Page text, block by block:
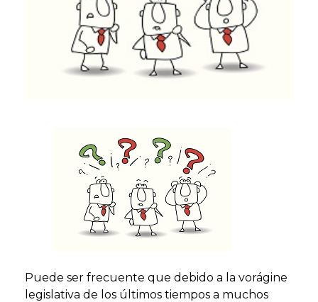
Puede ser frecuente que debido a la vorágine
legislativa de los últimos tiempos a muchos